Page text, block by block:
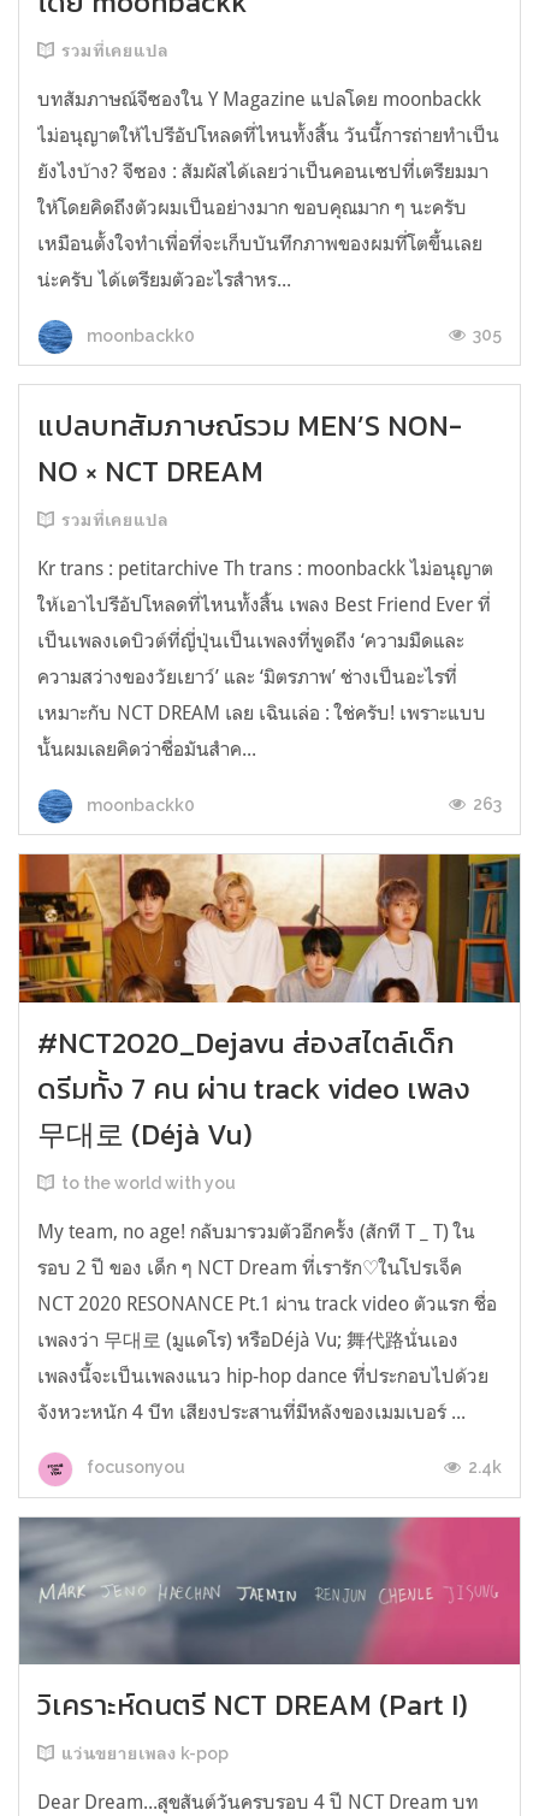
รวมที่เคยแปล
บทสัมภาษณ์จีซองใน Y Magazine แปลโดย moonbackk
ไม่อนุญาตให้ไปรีอัปโหลดที่ไหนทั้งสิ้น วันนี้การถ่ายทำเป็น
ยังไงบ้าง? จีซอง : สัมผัสได้เลยว่าเป็นคอนเซปที่เตรียมมา
ให้โดยคิดถึงตัวผมเป็นอย่างมาก ขอบคุณมาก ๆ นะครับ
เหมือนตั้งใจทำเพื่อที่จะเก็บบันทึกภาพของผมที่โตขึ้นเลย
น่ะครับ ได้เตรียมตัวอะไรสำหร...
moonbackk0 305
แปลบทสัมภาษณ์รวม MEN’S NON-
NO × NCT DREAM
รวมที่เคยแปล
Kr trans : petitarchive Th trans : moonbackk ไม่อนุญาต
ให้เอาไปรีอัปโหลดที่ไหนทั้งสิ้น เพลง Best Friend Ever ที่
เป็นเพลงเดบิวต์ที่ญี่ปุ่นเป็นเพลงที่พูดถึง ‘ความมืดและ
ความสว่างของวัยเยาว์’ และ ‘มิตรภาพ’ ช่างเป็นอะไรที่
เหมาะกับ NCT DREAM เลย เฉินเล่อ : ใช่ครับ! เพราะแบบ
นั้นผมเลยคิดว่าชื่อมันสำค...
moonbackk0 263
#NCT2020_Dejavu ส่องสไตล์เด็ก
ดรีมทั้ง 7 คน ผ่าน track video เพลง
무대로 (Déjà Vu)
to the world with you
My team, no age! กลับมารวมตัวอีกครั้ง (สักที T _ T) ใน
รอบ 2 ปี ของ เด็ก ๆ NCT Dream ที่เรารัก♡ในโปรเจ็ค
NCT 2020 RESONANCE Pt.1 ผ่าน track video ตัวแรก ชื่อ
เพลงว่า 무대로 (มูแดโร) หรือDéjà Vu; 舞代路นั่นเอง
เพลงนี้จะเป็นเพลงแนว hip-hop dance ที่ประกอบไปด้วย
จังหวะหนัก 4 บีท เสียงประสานที่มีหลังของเมมเบอร์ ...
focusonyou 2.4k
วิเคราะห์ดนตรี NCT DREAM (Part I)
แว่นขยายเพลง k-pop
Dear Dream...สุขสันต์วันครบรอบ 4 ปี NCT Dream บท